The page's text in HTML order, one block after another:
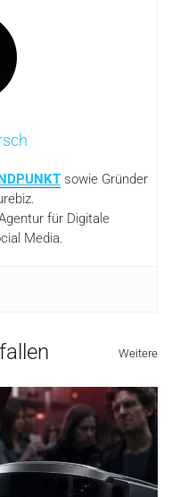
sowie Gründer
für Digitale
Media.
Weitere